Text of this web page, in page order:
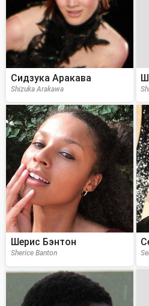
Сидзука Аракава
Shizuka Arakawa
Шерис Бэнтон
Sherice Banton